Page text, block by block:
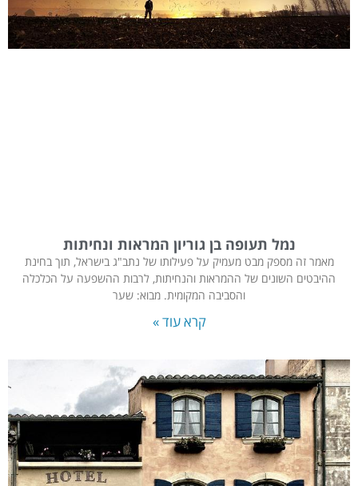
נמל תעופה בן גוריון המראות ונחיתות
מאמר זה מספק מבט מעמיק על פעילותו של נתב"ג בישראל, תוך בחינת
ההיבטים השונים של ההמראות והנחיתות, לרבות ההשפעה על הכלכלה
והסביבה המקומית. מבוא: שער
קרא עוד »